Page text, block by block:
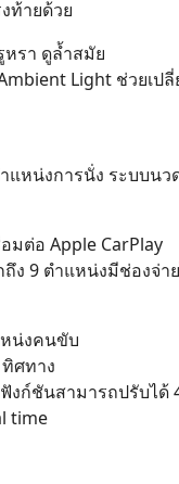
ท้ายด้วย
หรา ดูล้ำสมัย
Light ช่วยเปลี่
แหน่งการนั่ง ระบบนว
มต่อ Apple CarPlay
9 ตำแหน่งมีช่องจ่า
น่งคนขับ
ศทาง
ก์ชันสามารถปรับได้
time